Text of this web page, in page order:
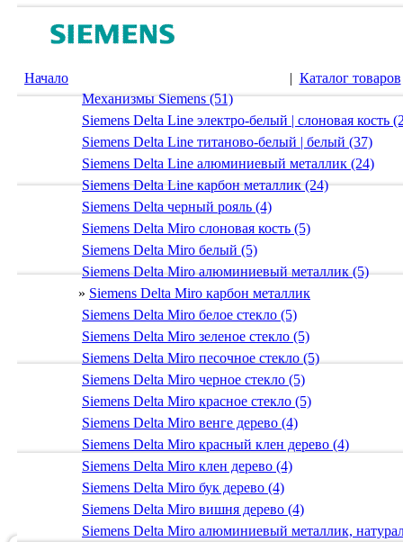
Начало | Каталог товаров
Механизмы Siemens (51)
Siemens Delta Line электро-белый | слоновая кость
Siemens Delta Line титаново-белый | белый (37)
Siemens Delta Line алюминиевый металлик (24)
Siemens Delta Line карбон металлик (24)
Siemens Delta черный рояль (4)
Siemens Delta Miro слоновая кость (5)
Siemens Delta Miro белый (5)
Siemens Delta Miro алюминиевый металлик (5)
» Siemens Delta Miro карбон металлик
Siemens Delta Miro белое стекло (5)
Siemens Delta Miro зеленое стекло (5)
Siemens Delta Miro песочное стекло (5)
Siemens Delta Miro черное стекло (5)
Siemens Delta Miro красное стекло (5)
Siemens Delta Miro венге дерево (4)
Siemens Delta Miro красный клен дерево (4)
Siemens Delta Miro клен дерево (4)
Siemens Delta Miro бук дерево (4)
Siemens Delta Miro вишня дерево (4)
Siemens Delta Miro алюминиевый металлик,